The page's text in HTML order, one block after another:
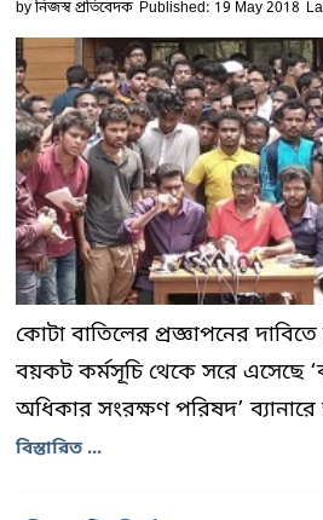
byনিজস্ব প্রতিবেদক Published: 19 May 2018
কোটা বাতিলের প্রজ্ঞাপনের
বয়কট কর্মসূচি থেকে সরে এসেছে
অধিকার সংরক্ষণ পরিষদ’
বিস্তারিত ...